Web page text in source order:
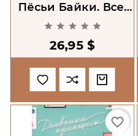
Пёсьи Байки. Все,
Что Сказала Бы
Ваша Собака, Умей
Она Говорить
    
26,95 $
favorite_border